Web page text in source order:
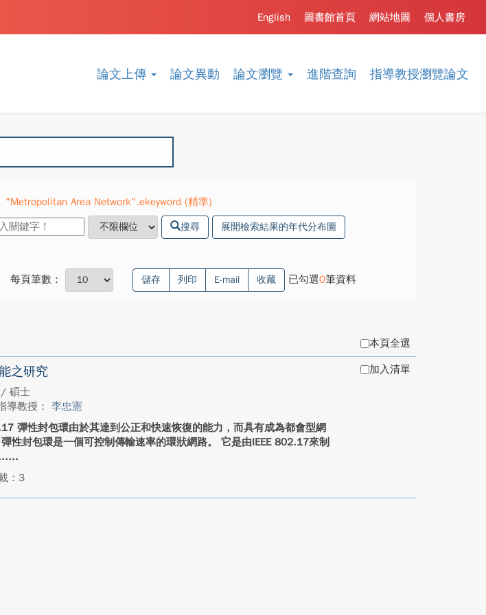
論文上傳 論文異動 論文瀏覽 進階查詢 指導教授瀏覽論文
個人書房
網站地圖
圖書館首頁
English
"Metropolitan Area Network".ekeyword (精準)
搜尋 展開檢索結果的年代分布圖
每頁筆數： 儲存 列印 E-mail 收藏 已勾選0筆資料
本頁全選
之研究
碩士
導教授： 李忠憲
彈性封包環由於其達到公正和快速恢復的能力，而具有成為都會型網
性封包環是一個可控制傳輸速率的環狀網路。 它是由IEEE 802.17來制
：3
加入清單